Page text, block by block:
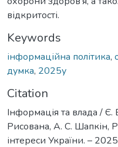
відкритості.
Keywords
інформаційна політика,
думка, 2025у
Citation
Інформація та влада /
Рисована, А. С. Шапкін,
інтереси України. –